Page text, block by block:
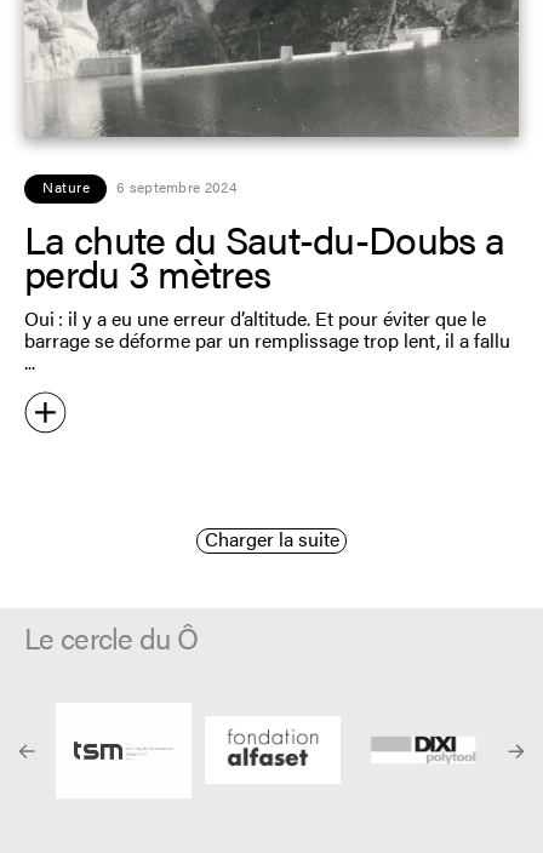
Nature 6 septembre 2024
La chute du Saut-du-Doubs a
perdu 3 mètres
Oui : il y a eu une erreur d’altitude. Et pour éviter que le
barrage se déforme par un remplissage trop lent, il a fallu
Charger la suite
Le cercle du Ô